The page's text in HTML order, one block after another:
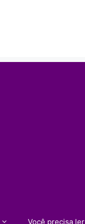
Você precisa ler